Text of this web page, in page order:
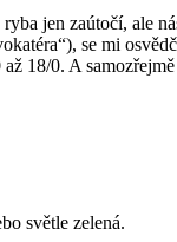
jen zaútočí, ale
se mi
18/0. A
světle zelená.